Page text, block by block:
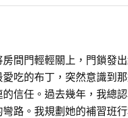
間門輕輕關上，門鎖發
吃的布丁，突然意識到
信任。過去幾年，我總
路。我規劃她的補習班